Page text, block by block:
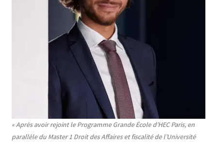
Texte
« Après avoir rejoint le Programme Grande École d’HEC Paris, en
parallèle du Master 1 Droit des Affaires et fiscalité de l’Université